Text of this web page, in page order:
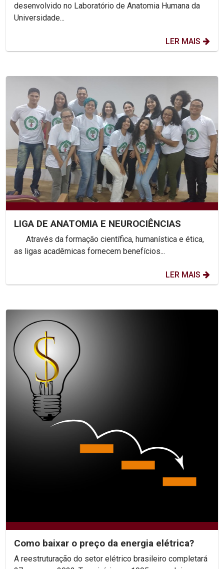
desenvolvido no Laboratório de Anatomia Humana da
Universidade...
LER MAIS
LIGA DE ANATOMIA E NEUROCIÊNCIAS
Através da formação científica, humanística e ética,
as ligas acadêmicas fornecem benefícios...
LER MAIS
Como baixar o preço da energia elétrica?
A reestruturação do setor elétrico brasileiro completará